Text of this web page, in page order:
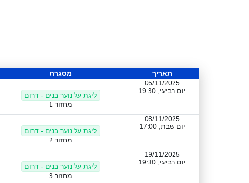
תאריך מסגרת
05/11/2025
יום רביעי, 19:30
ליגת על נוער בנים - דרום
מחזור 1
08/11/2025
יום שבת, 17:00
ליגת על נוער בנים - דרום
מחזור 2
19/11/2025
יום רביעי, 19:30
ליגת על נוער בנים - דרום
מחזור 3